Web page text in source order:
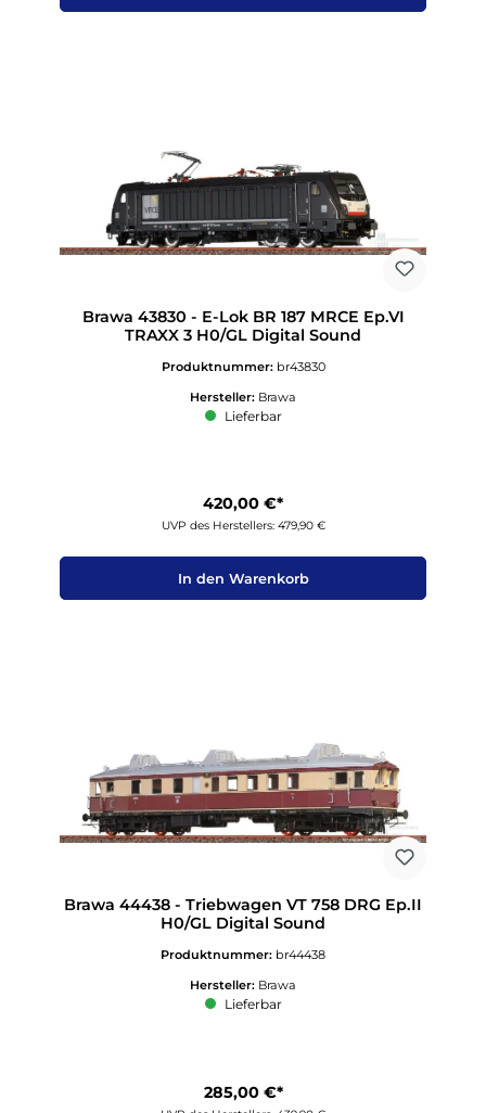
Brawa 43830 - E-Lok BR 187 MRCE Ep.VI
TRAXX 3 H0/GL Digital Sound
Produktnummer: br43830
Hersteller: Brawa
Lieferbar
420,00 €*
UVP des Herstellers: 479,90 €
In den Warenkorb
Brawa 44438 - Triebwagen VT 758 DRG Ep.II
H0/GL Digital Sound
Produktnummer: br44438
Hersteller: Brawa
Lieferbar
285,00 €*